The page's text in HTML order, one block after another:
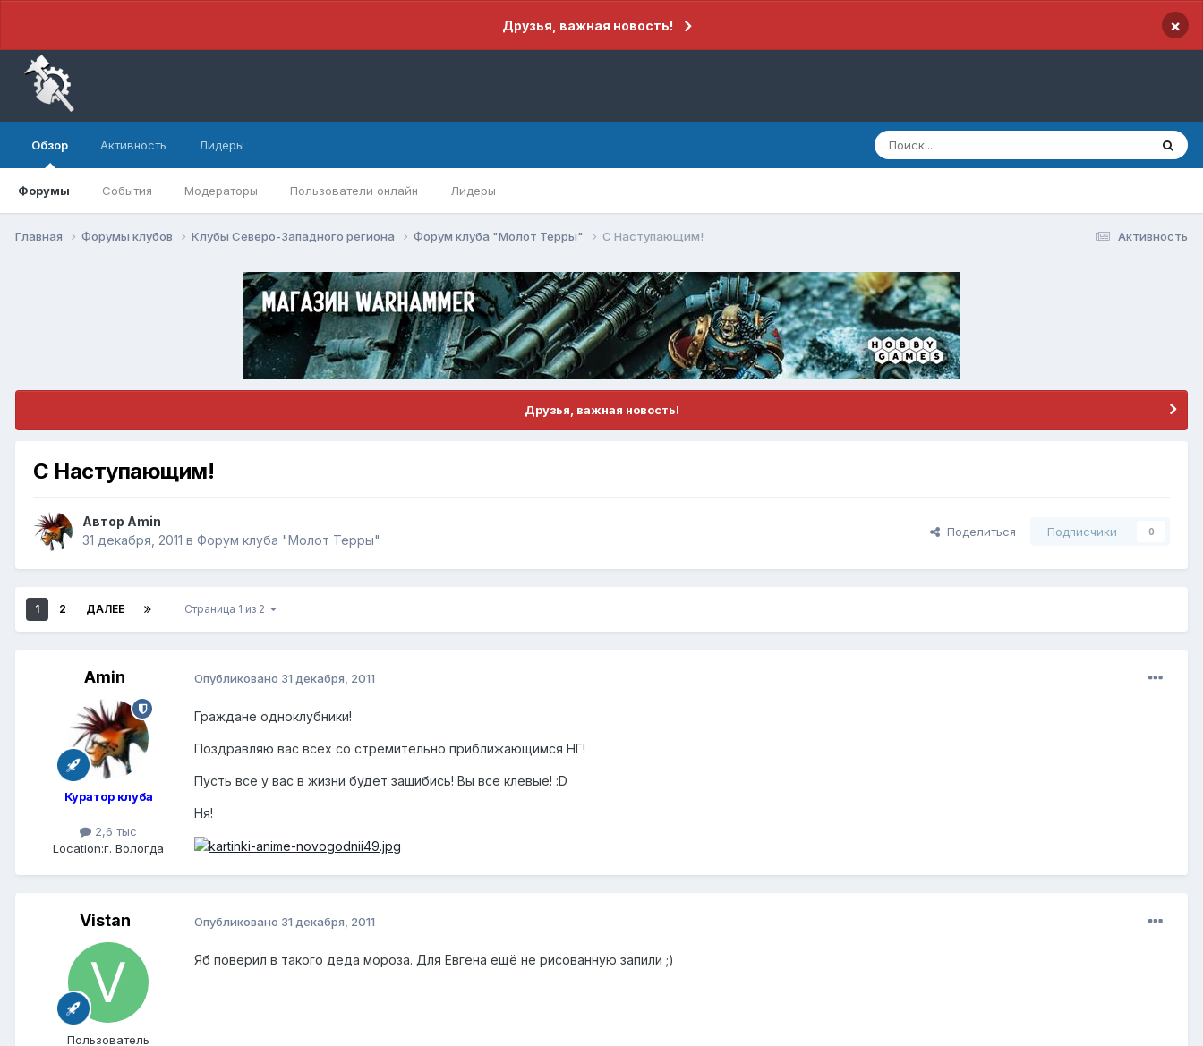
Друзья, важная новость! ×
Обзор
Форумы События Модераторы Пользователи онлайн Лидеры
Активность Лидеры
Активность
Главная Форумы клубов Клубы Северо-Западного региона Форум клуба "Молот Терры" С Наступающим!
Друзья, важная новость!
С Наступающим!
Автор Amin
31 декабря, 2011 в Форум клуба "Молот Терры"
Поделиться Подписчики 0
1 2 ДАЛЕЕ Страница 1 из 2
Amin
Куратор клуба
2,6 тыс
Location:г. Вологда
Опубликовано 31 декабря, 2011
Граждане одноклубники!
Поздравляю вас всех со стремительно приближающимся НГ!
Пусть все у вас в жизни будет зашибись! Вы все клевые! :D
Ня!
Vistan
Пользователь
Опубликовано 31 декабря, 2011
Яб поверил в такого деда мороза. Для Евгена ещё не рисованную запили ;)